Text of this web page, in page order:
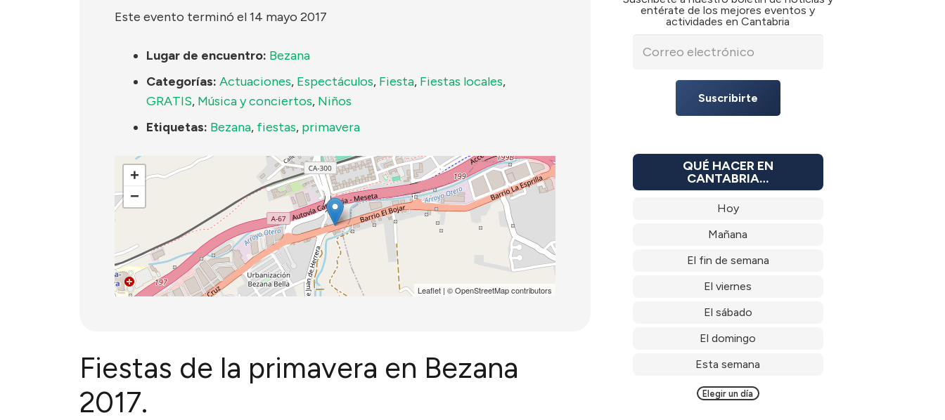
Este evento terminó el 14 mayo 2017
Lugar de encuentro: Bezana
Categorías: Actuaciones, Espectáculos, Fiesta, Fiestas locales,
GRATIS, Música y conciertos, Niños
Etiquetas: Bezana, fiestas, primavera
+
−
Leaflet| ©OpenStreetMapcontributors
Fiestas de la primavera en Bezana
2017.
entérate de los mejores eventos y
actividades en Cantabria
Suscribirte
QUÉ HACER EN
CANTABRIA…
Hoy
Mañana
El fin de semana
El viernes
El sábado
El domingo
Esta semana
Elegir un día